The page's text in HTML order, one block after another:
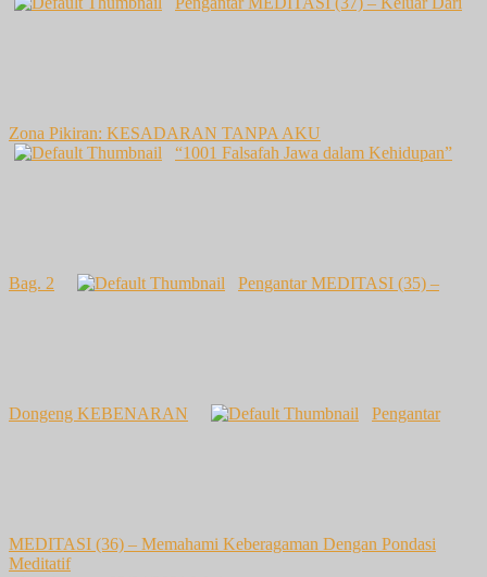
Zona Pikiran: KESADARAN TANPA AKU
“1001 Falsafah Jawa dalam Kehidupan”
Bag. 2 Pengantar MEDITASI (35) –
Dongeng KEBENARAN Pengantar
MEDITASI (36) – Memahami Keberagaman Dengan Pondasi
Meditatif